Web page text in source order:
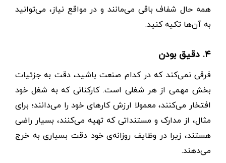
همه‌ حال شفاف باقی می‌مانند و در مواقع نیاز، می‌توانید
به آن‌ها تکیه کنید.
۴. دقیق بودن
فرقی نمی‌کند که در کدام صنعت باشید، دقت به جزئیات
بخش مهمی از هر شغلی است. کارکنانی که به شغل خود
افتخار می‌کنند، معمولا ارزش کارهای خود را می‌دانند؛ برای
مثال، از مدارک و مستنداتی که تهیه می‌کنند، بسیار راضی
هستند، زیرا در وظایف روزانه‌ی خود دقت بسیاری به خرج
می‌دهند.